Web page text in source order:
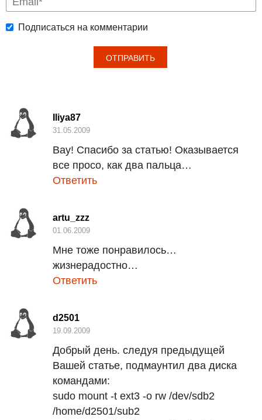
Подписаться на комментарии
Iliya87
31.05.2009
Вау! Спасибо за статью! Оказывается
все просо, как два пальца…
Ответить
artu_zzz
01.06.2009
Мне тоже понравилось…
жизнерадостно…
Ответить
d2501
19.09.2009
Добрый день. следуя предыдущей
Вашей статье, подмаунтил два диска
командами:
sudo mount -t ext3 -o rw /dev/sdb2
/home/d2501/sub2